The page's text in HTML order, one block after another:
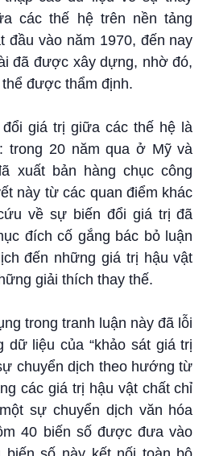
các thế hệ trên nền tảng
đầu vào năm 1970, đến nay
đã được xây dựng, nhờ đó,
được thẩm định.
giá trị giữa các thế hệ là
trong 20 năm qua ở Mỹ và
xuất bản hàng chục công
này từ các quan điểm khác
về sự biến đổi giá trị đã
đích cố gắng bác bỏ luận
đến những giá trị hậu vật
giải thích thay thế.
trong tranh luận này đã lỗi
dữ liệu của “khảo sát giá trị
chuyển dịch theo hướng từ
các giá trị hậu vật chất chỉ
sự chuyển dịch văn hóa
40 biến số được đưa vào